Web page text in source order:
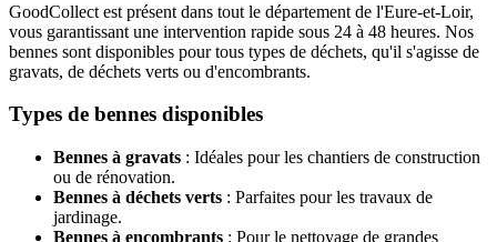
GoodCollect est présent dans tout le département de l'Eure-et-Loir,
vous garantissant une intervention rapide sous 24 à 48 heures. Nos
bennes sont disponibles pour tous types de déchets, qu'il s'agisse de
gravats, de déchets verts ou d'encombrants.
Types de bennes disponibles
Bennes à gravats : Idéales pour les chantiers de construction
ou de rénovation.
Bennes à déchets verts : Parfaites pour les travaux de
jardinage.
Bennes à encombrants : Pour le nettoyage de grandes